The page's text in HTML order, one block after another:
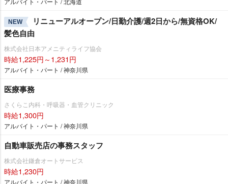
NEW
リニューアルオープン/日勤介護/週2日から/無資格OK/
髪色自由
株式会社日本アメニティライフ協会
時給1,225円～1,231円
アルバイト・パート / 神奈川県
医療事務
さくらこ内科・呼吸器・血管クリニック
時給1,300円
アルバイト・パート / 神奈川県
自動車販売店の事務スタッフ
株式会社鎌倉オートサービス
時給1,230円
アルバイト・パート / 神奈川県